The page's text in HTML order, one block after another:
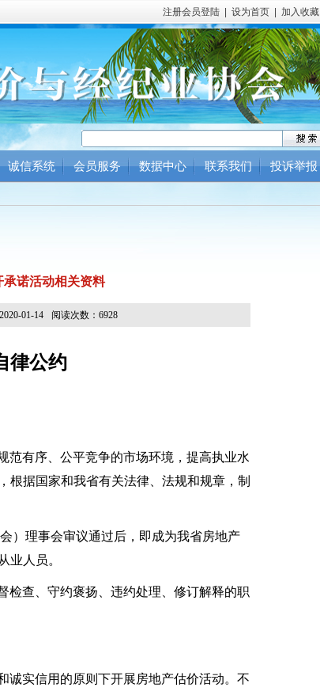
注册会员登陆 设为首页 加入收藏
诚信系统 会员服务 数据中心 联系我们 投诉举报
承诺活动​相关资料
01-14 阅读次数：6928
律公约
范有序、公平竞争的市场环境，提高执业水
根据国家和我省有关法律、法规和规章，制
）理事会审议通过后，即成为我省房地产
业人员。
检查、守约褒扬、违约处理、修订解释的职
诚实信用的原则下开展房地产估价活动。不